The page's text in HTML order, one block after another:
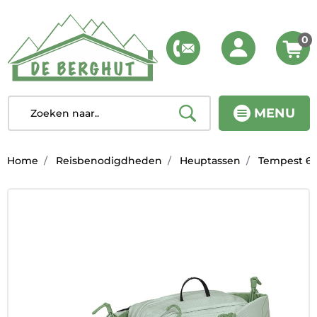
MENU
0
Home Reisbenodigdheden Heuptassen Tempest 6